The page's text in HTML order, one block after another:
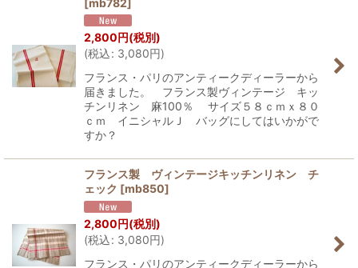
2,800 円(税別)
(税込: 3,080円)
フランス・パリのアンティークディーラーから
届きました。 フランス製ヴィンテージ キッ
チンリネン 麻100％ サイズ５８ｃｍｘ８０
ｃｍ イニシャルＪ バッグにしてはいかがで
すか？
フランス製 ヴィンテージキッチンリネン チ
ェック [mb850]
2,800円(税別)
(税込: 3,080円)
フランス・パリのアンティークディーラーから